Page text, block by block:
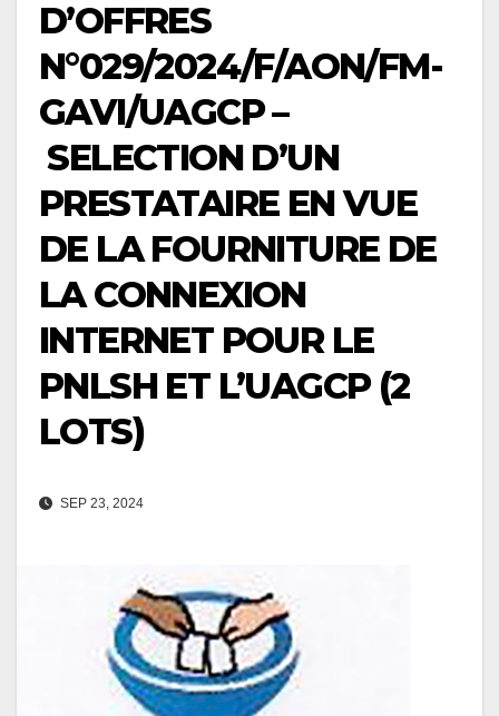
D’OFFRES
N°029/2024/F/AON/FM-
GAVI/UAGCP –
SELECTION D’UN
PRESTATAIRE EN VUE
DE LA FOURNITURE DE
LA CONNEXION
INTERNET POUR LE
PNLSH ET L’UAGCP (2
LOTS)
SEP 23, 2024